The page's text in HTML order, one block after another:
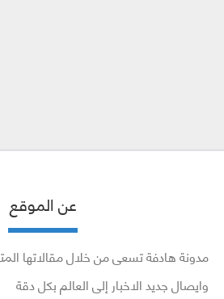
عن الموقع
مدونة هادفة تسعى من خلال مقالاتها
وايصال جديد الاخبار إلى العالم بكل دقة